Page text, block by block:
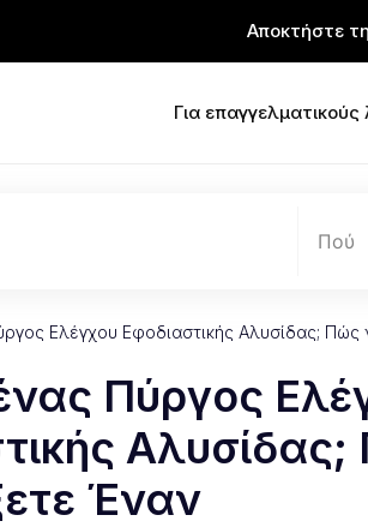
Αποκτήστε
Για επαγγελματικούς
Πού
Ελέγχου Εφοδιαστικής Αλυσίδας;
ένας Πύργος
Έναν